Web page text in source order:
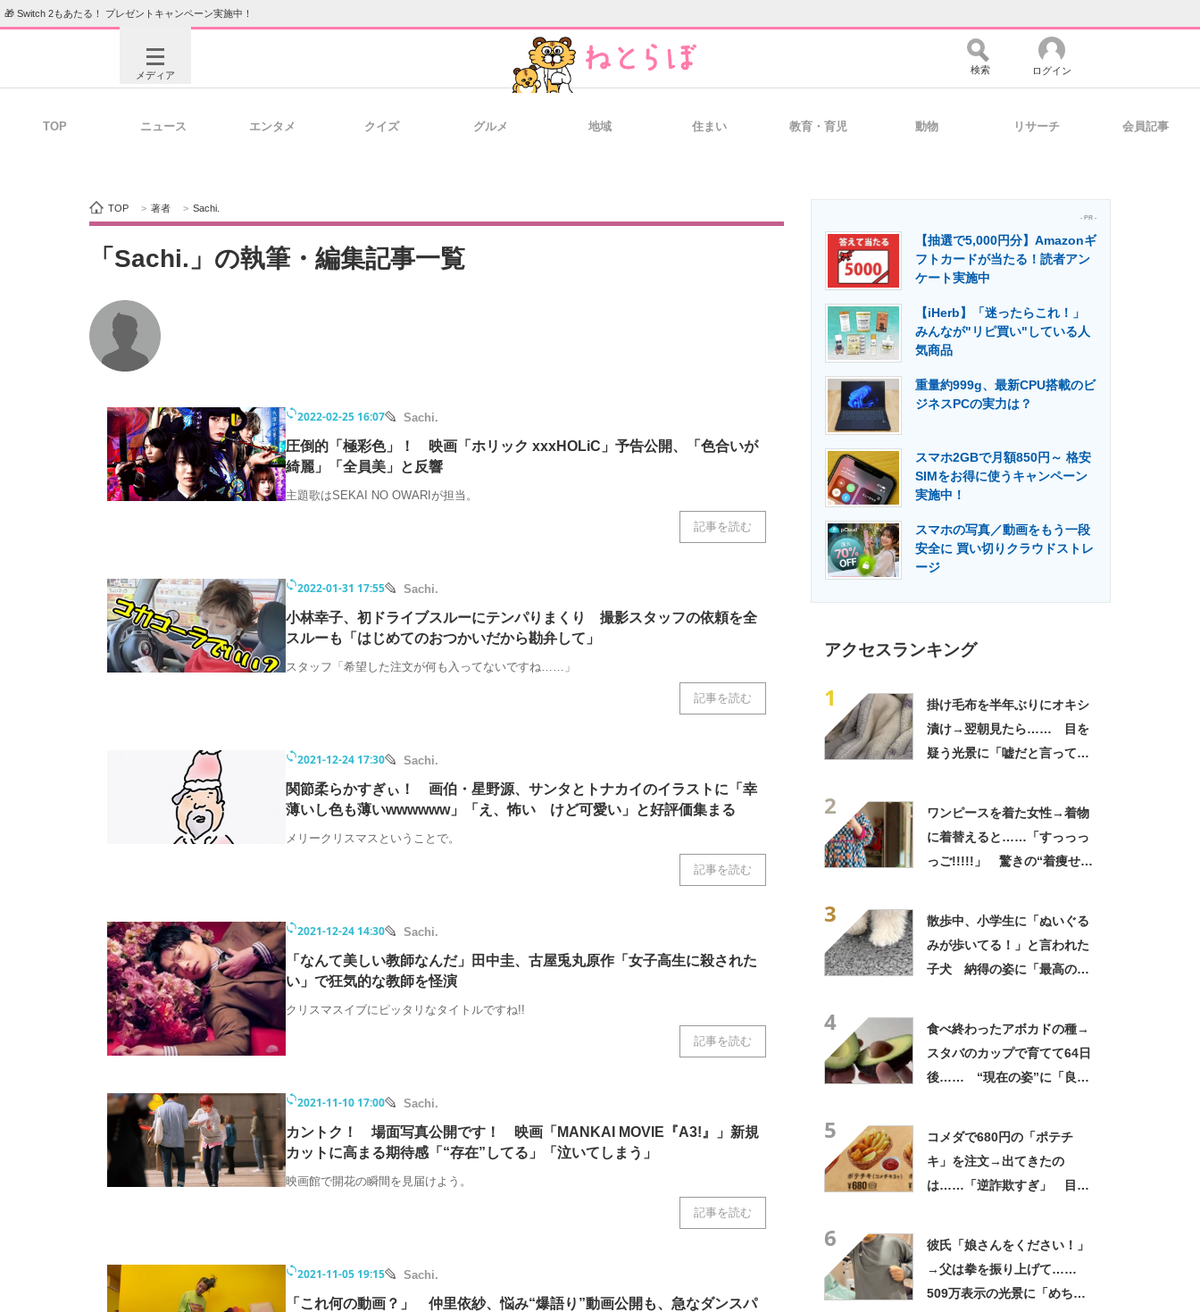
🎁 Switch 2もあたる！ プレゼントキャンペーン実施中！
メディア
ビジネスと働き方のヒント AI活用のいまが分かる 経営リーダーのコミュニティ マーケ×ITの今がよく分かる
ITエンジニア向け専門サイト 製造業のIT導入・活用を支援
モノづくり技術者専門サイト エレクトロニクス専門サイト エネルギーの専門メディア 建設×テクノロジーの最前線
ちょっと気になるネットの話題
検索 ログイン
TOP ニュース エンタメ クイズ グルメ 地域 住まい 教育・育児 動物 リサーチ 会員記事
TOP > 著者 > Sachi.
「Sachi.」の執筆・編集記事一覧
2022-02-25 16:07 Sachi.
圧倒的「極彩色」！ 映画「ホリック xxxHOLiC」予告公開、「色合いが
綺麗」「全員美」と反響
主題歌はSEKAI NO OWARIが担当。
記事を読む
2022-01-31 17:55 Sachi.
小林幸子、初ドライブスルーにテンパりまくり 撮影スタッフの依頼を全
スルーも「はじめてのおつかいだから勘弁して」
スタッフ「希望した注文が何も入ってないですね……」
記事を読む
2021-12-24 17:30 Sachi.
関節柔らかすぎぃ！ 画伯・星野源、サンタとトナカイのイラストに「幸
薄いし色も薄いwwwwww」「え、怖い けど可愛い」と好評価集まる
メリークリスマスということで。
記事を読む
2021-12-24 14:30 Sachi.
「なんて美しい教師なんだ」田中圭、古屋兎丸原作「女子高生に殺された
い」で狂気的な教師を怪演
クリスマスイブにピッタリなタイトルですね!!
記事を読む
2021-11-10 17:00 Sachi.
カントク！ 場面写真公開です！ 映画「MANKAI MOVIE『A3!』」新規
カットに高まる期待感「“存在”してる」「泣いてしまう」
映画館で開花の瞬間を見届けよう。
記事を読む
2021-11-05 19:15 Sachi.
「これ何の動画？」 仲里依紗、悩み“爆語り”動画公開も、急なダンスパ
- PR -
【抽選で5,000円分】Amazonギ
フトカードが当たる！読者アン
ケート実施中
【iHerb】「迷ったらこれ！」
みんなが"リピ買い"している人
気商品
重量約999g、最新CPU搭載のビ
ジネスPCの実力は？
スマホ2GBで月額850円～ 格安
SIMをお得に使うキャンペーン
実施中！
スマホの写真／動画をもう一段
安全に 買い切りクラウドストレ
ージ
アクセスランキング
1
掛け毛布を半年ぶりにオキシ
漬け→翌朝見たら…… 目を
疑う光景に「嘘だと言ってく
2
ワンピースを着た女性→着物
に着替えると……「すっっっ
っご!!!!!」 驚きの“着痩せ
3
散歩中、小学生に「ぬいぐる
みが歩いてる！」と言われた
子犬 納得の姿に「最高の褒
4
食べ終わったアボカドの種→
スタバのカップで育てて64日
後…… “現在の姿”に「良さ
5
コメダで680円の「ポテチ
キ」を注文→出てきたの
は……「逆詐欺すぎ」 目を
6
彼氏「娘さんをください！」
→父は拳を振り上げて……
509万表示の光景に「めちゃ